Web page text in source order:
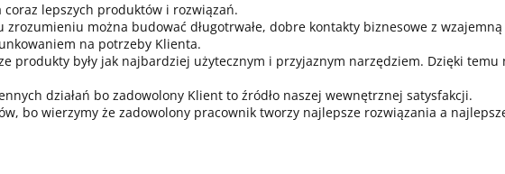
lepszych produktów i rozwiązań.
można budować długotrwałe, dobre kontakty biznesowe z
na potrzeby Klienta.
produkty były jak najbardziej użytecznym i przyjaznym narzędziem. Dzięki temu
działań bo zadowolony Klient to źródło naszej wewnętrznej satysfakcji.
bo wierzymy że zadowolony pracownik tworzy najlepsze rozwiązania a